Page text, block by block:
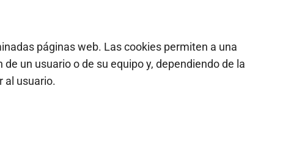
páginas web. Las cookies permiten a una
un usuario o de su equipo y, dependiendo de la
al usuario.